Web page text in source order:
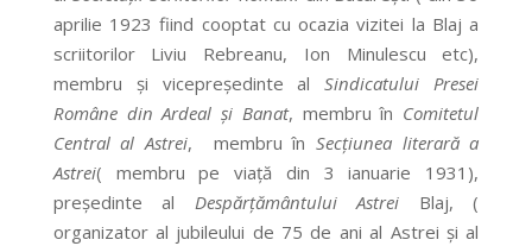
aprilie 1923 fiind cooptat cu ocazia vizitei la Blaj a
scriitorilor Liviu Rebreanu, Ion Minulescu etc),
membru şi vicepreşedinte alSindicatului Presei
Române din Ardeal şi Banat, membru în Comitetul
Central al Astrei, membru în Secţiunea literară a
Astrei( membru pe viaţă din 3 ianuarie 1931),
preşedinte al Despărţământului Astrei Blaj, (
organizator al jubileului de 75 de ani al Astrei şi al